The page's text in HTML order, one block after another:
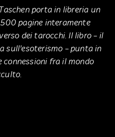
porta in libreria un
pagine interamente
dei tarocchi. Il libro – il
sull'esoterismo – punta in
fra il mondo